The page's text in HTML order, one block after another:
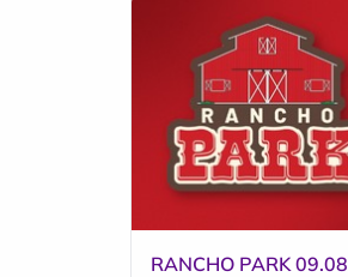
RANCHO PARK 09.08